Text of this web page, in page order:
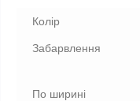
Колір
Забарвлення
По ширині